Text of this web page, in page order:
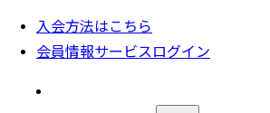
入会方法はこちら
会員情報サービスログイン